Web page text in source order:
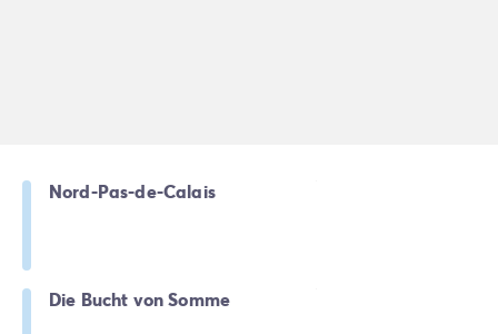
Nord-Pas-de-Calais
Die Bucht von Somme